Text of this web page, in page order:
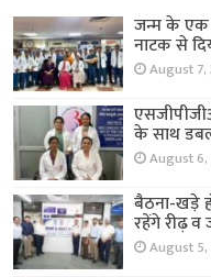
जन्म के
नाटक से
August 7,
के साथ डबल
August 6,
बैठना-खड़े
रहेंगे रीढ़
August 5,